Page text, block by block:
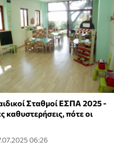
Σταθμοί ΕΣΠΑ 2025 -
καθυστερήσεις, πότε οι
06:26